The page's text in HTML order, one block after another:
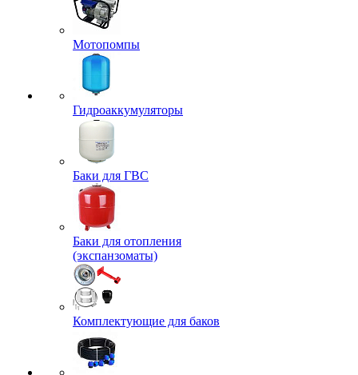
Мотопомпы
Гидроаккумуляторы
Баки для ГВС
Баки для отопления
(экспанзоматы)
Комплектующие для баков